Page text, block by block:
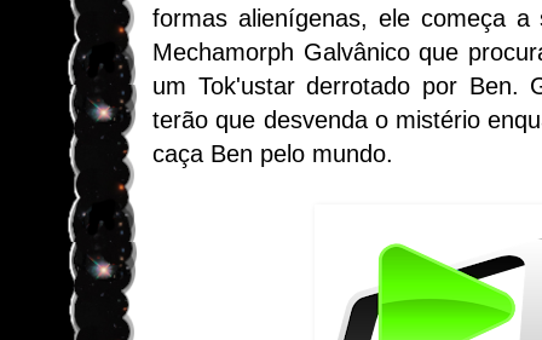
formas alienígenas, ele começa
Mechamorph Galvânico que
um Tok'ustar derrotado por Ben.
terão que desvenda o mistério
caça Ben pelo mundo.